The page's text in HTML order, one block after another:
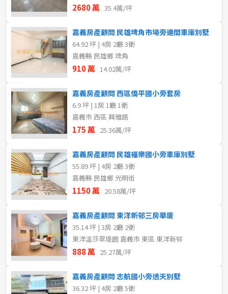
2680 萬 35.4萬/坪
嘉義房產顧問 民雄埤角市場旁邊間車庫別墅
64.92 坪 | 4房 2廳 3衛
嘉義縣 民雄鄉 埤角
910 萬 14.02萬/坪
嘉義房產顧問 西區僑平國小旁套房
6.9 坪 | 1房 1廳 1衛
嘉義市 西區 興雅路
175 萬 25.36萬/坪
嘉義房產顧問 民雄福樂國小旁車庫別墅
55.89 坪 | 4房 2廳 3衛
嘉義縣 民雄鄉 光明街
1150 萬 20.58萬/坪
嘉義房產顧問 東洋新邨三房華廈
35.14 坪 | 3房 2廳 2衛
東洋溫莎翠堤園 嘉義市 東區 東洋新邨
888 萬 25.27萬/坪
嘉義房產顧問 志航國小旁透天別墅
36.32 坪 | 4房 2廳 5衛